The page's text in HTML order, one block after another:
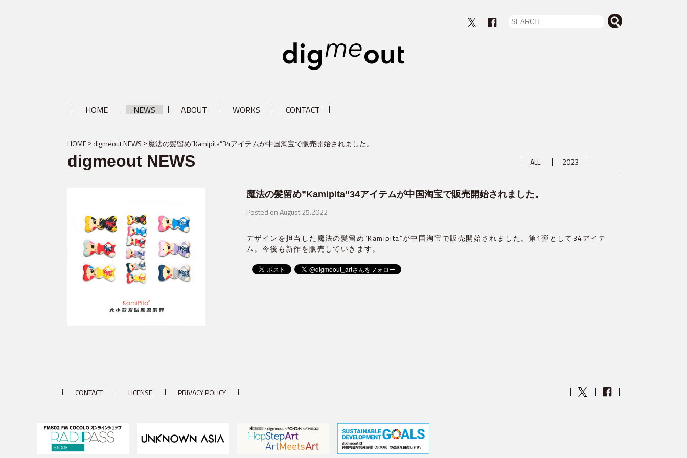
HOME NEWS ABOUT WORKS CONTACT
HOME digmeout NEWS 魔法の髪留め”Kamipita”34アイテムが中国淘宝で販売開始されました。
digmeout NEWS ALL 2023
魔法の髪留め”Kamipita”34アイテムが中国淘宝で販売開始されました。
Posted on August 25.2022
デザインを担当した魔法の髪留め”Kamipita”が中国淘宝で販売開始されました。第1弾として34アイテ
ム。今後も新作を販売していきます。
CONTACT LICENSE PRIVACY POLICY